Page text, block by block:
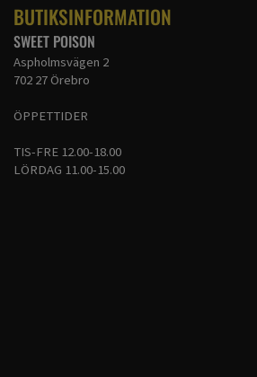
BUTIKSINFORMATION
SWEET POISON
Aspholmsvägen 2
702 27 Örebro
ÖPPETTIDER
TIS-FRE 12.00-18.00
LÖRDAG 11.00-15.00